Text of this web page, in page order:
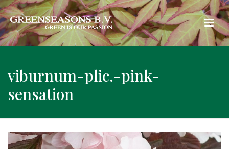
viburnum-plic.-pink-
sensation